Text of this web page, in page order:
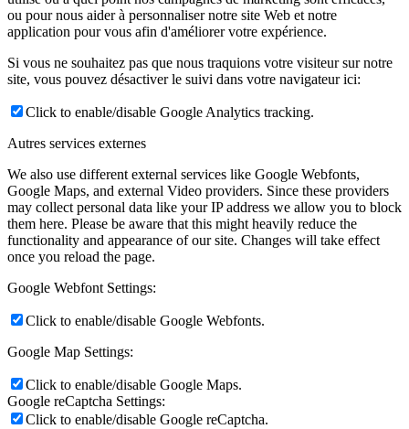
ou pour nous aider à personnaliser notre site Web et notre
application pour vous afin d'améliorer votre expérience.
Si vous ne souhaitez pas que nous traquions votre visiteur sur notre
site, vous pouvez désactiver le suivi dans votre navigateur ici:
Click to enable/disable Google Analytics tracking.
Autres services externes
We also use different external services like Google Webfonts,
Google Maps, and external Video providers. Since these providers
may collect personal data like your IP address we allow you to block
them here. Please be aware that this might heavily reduce the
functionality and appearance of our site. Changes will take effect
once you reload the page.
Google Webfont Settings:
Click to enable/disable Google Webfonts.
Google Map Settings:
Click to enable/disable Google Maps.
Google reCaptcha Settings:
Click to enable/disable Google reCaptcha.